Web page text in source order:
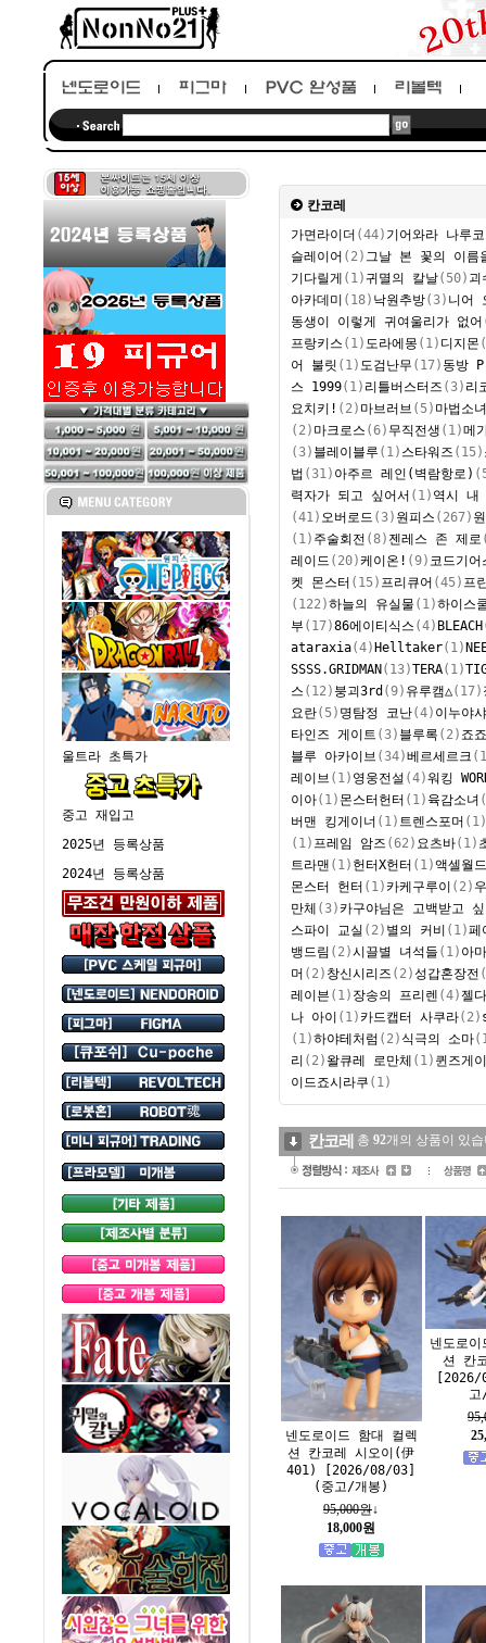
울트라 초특가
중고 재입고
2025년 등록상품
2024년 등록상품
칸코레
가면라이더 (44) 기어와라 나루
슬레이어 (2) 그날 본 꽃의 이름
기다릴게 (1)귀멸의 칼날(50) 괴
아카데미 (18) 낙원추방(3) 니어
동생이 이렇게 귀여울리가 없어
프랑키스 (1) 도라에몽 (1) 디지몬
어 불릿 (1) 도검난무 (17) 동방
스 1999(1) 리틀버스터즈 (3) 리
요치키! (2) 마브러브 (5) 마법소녀
(2) 마크로스 (6) 무직전생 (1)메
(3) 블레이블루 (1) 스타워즈 (15)
법 (31) 아주르 레인(벽람항로)
력자가 되고 싶어서 (1) 역시 내
(41) 오버로드 (3) 원피스 (267)
(1) 주술회전 (8) 젠레스 존 제로
레이드 (20)케이온! (9) 코드기어
켓 몬스터 (15) 프리큐어 (45) 프
(122)하늘의 유실물 (1)하이스
부 (17)86에이티식스 (4) BLEACH
ataraxia(4)Helltaker(1)
SSSS.GRIDMAN(13)TERA(1)
스 (12) 붕괴3rd (9) 유루캠△(17)
요란(5) 명탐정 코난(4) 이누야샤
타인즈 게이트 (3) 블루록 (2) 죠
블루 아카이브 (34)베르세르크
레이브 (1) 영웅전설 (4)워킹
이아(1) 몬스터헌터 (1) 육감소녀
버맨 킹게이너 (1) 트렌스포머 (1)
(1) 프레임 암즈 (62) 요츠바(1)
트라맨 (1) 헌터X헌터 (1)액셀월드
몬스터 헌터 (1)카케구루이 (2)
만체 (3)카구야님은 고백받고
스파이 교실 (2) 별의 커비 (1)페
뱅드림 (2)시끌별 녀석들 (1) 아
머 (2) 창신시리즈 (2)성갑혼장전
레이븐 (1) 장송의 프리렌 (4)젤
나 아이 (1)카드캡터 사쿠라(2)
(1)하야테처럼 (2)식극의 소마
리 (2)왈큐레 로만체 (1) 퀸즈게
이드 죠시라쿠 (1)
칸코레 총 92개의 상품이 있
넨도로이드 함대 컬렉
션 칸코레 시오이(伊
401) [2026/08/03]
(중고/개봉)
95,000원↓
18,000원
넨도로
션 칸